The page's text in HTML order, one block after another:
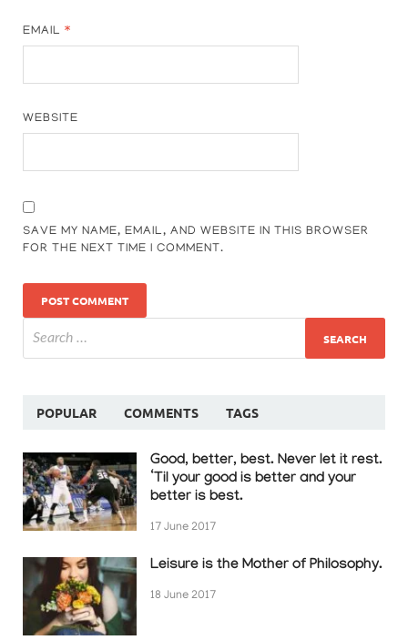
EMAIL*
WEBSITE
SAVE MY NAME, EMAIL, AND WEBSITE IN THIS BROWSER
FOR THE NEXT TIME I COMMENT.
POPULAR COMMENTS TAGS
Good, better, best. Never let it rest.
‘Til your good is better and your
better is best.
17 June 2017
Leisure is the Mother of Philosophy.
18 June 2017